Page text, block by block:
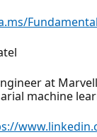
at
machine